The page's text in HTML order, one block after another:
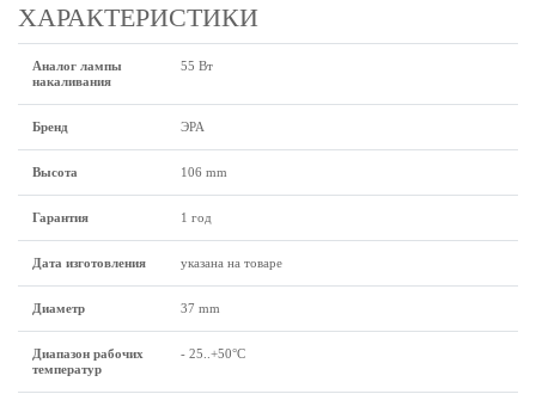
ХАРАКТЕРИСТИКИ
Аналог лампы
накаливания
55 Вт
Бренд ЭРА
Высота 106 mm
Гарантия 1 год
Дата изготовления указана на товаре
Диаметр 37 mm
Диапазон рабочих
температур
- 25..+50°C